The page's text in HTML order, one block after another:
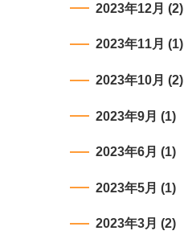
2023年12月 (2)
2023年11月 (1)
2023年10月 (2)
2023年9月 (1)
2023年6月 (1)
2023年5月 (1)
2023年3月 (2)